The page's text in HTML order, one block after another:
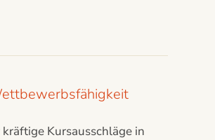
Kursausschläge in